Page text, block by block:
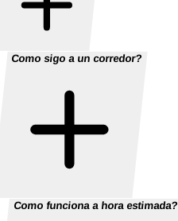
Como sigo a un corredor?
Como funciona a hora estimada?